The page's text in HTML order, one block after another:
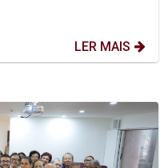
LER MAIS